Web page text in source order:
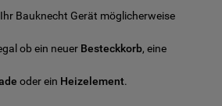
Bauknecht Gerät möglicherweise
ob ein neuer Besteckkorb, eine
oder ein Heizelement.